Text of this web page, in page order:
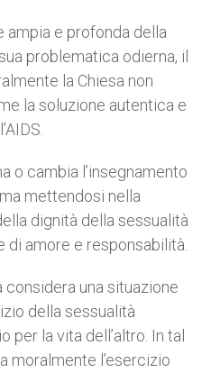
ampia e profonda della
problematica odierna, il
la Chiesa non
la soluzione autentica e
o cambia l’insegnamento
mettendosi nella
dignità della sessualità
amore e responsabilità.
una situazione
della sessualità
per la vita dell’altro. In tal
moralmente l’esercizio